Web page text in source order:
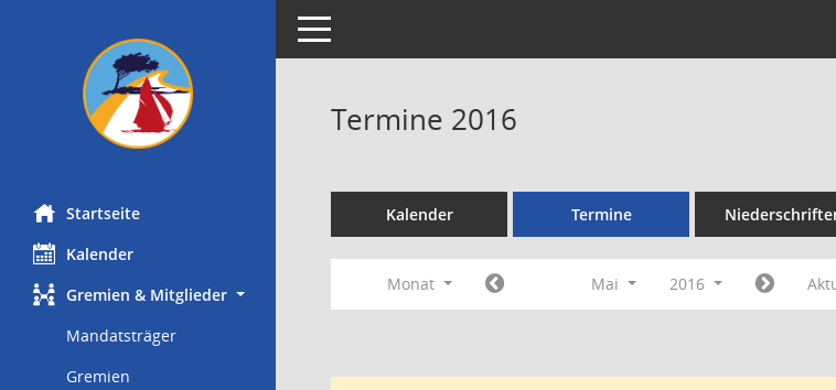
Startseite
Kalender
Gremien & Mitglieder
Mandatsträger
Gremien
Toggle navigation
Termine 2016
Kalender Termine
Monat Mai 2016